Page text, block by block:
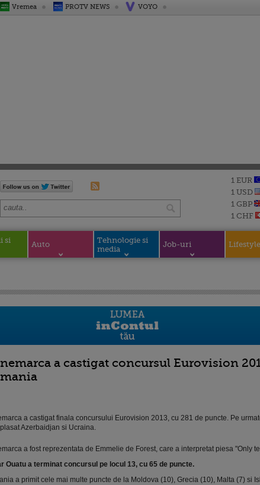
Vremea PROTV NEWS VOYO
1 EUR
1 USD
1 GBP
1 CHF
si
Auto
Tehnologie si
media
Job-uri Lifestyle
a castigat concursul Eurovision
a castigat finala concursului Eurovision 2013, cu 281 de puncte. Pe
Azerbaidjan si Ucraina.
a fost reprezentata de Emmelie de Forest, care a interpretat piesa "Only
Ouatu a terminat concursul pe locul 13, cu 65 de puncte.
a primit cele mai multe puncte de la Moldova (10), Grecia (10), Malta (7) si